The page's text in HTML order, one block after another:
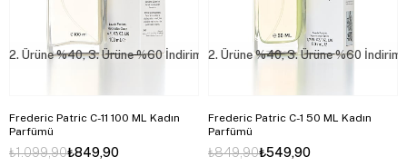
Frederic Patric C-11 100 ML Kadın
Parfümü
₺849,90
₺1.099,90
2. Ürüne %40, 3. Ürüne %60 İndirim
Frederic Patric C-1 50 ML Kadın
Parfümü
₺549,90
₺849,90
2. Ürüne %40, 3. Ürüne %60 İndirim